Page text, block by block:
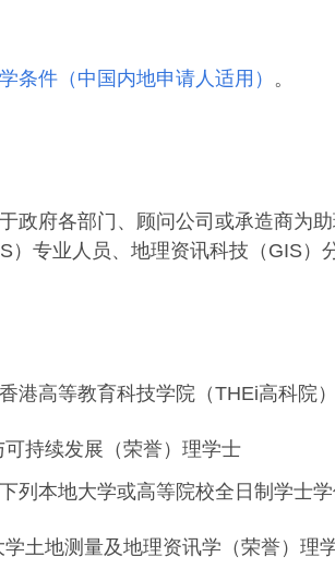
条件（中国内地申请人适用） 。
政府各部门、顾问公司或承造商为
）专业人员、地理资讯科技（GIS）
港高等教育科技学院（THEi高科院
持续发展（荣誉）理学士
列本地大学或高等院校全日制学士学
土地测量及地理资讯学（荣誉）理